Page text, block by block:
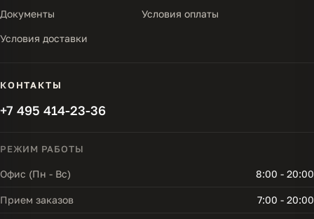
Документы Условия оплаты
Условия доставки
КОНТАКТЫ
+7 495 414-23-36
РЕЖИМ РАБОТЫ
Офис (Пн - Вс) 8:00 - 20:00
Прием заказов 7:00 - 20:00